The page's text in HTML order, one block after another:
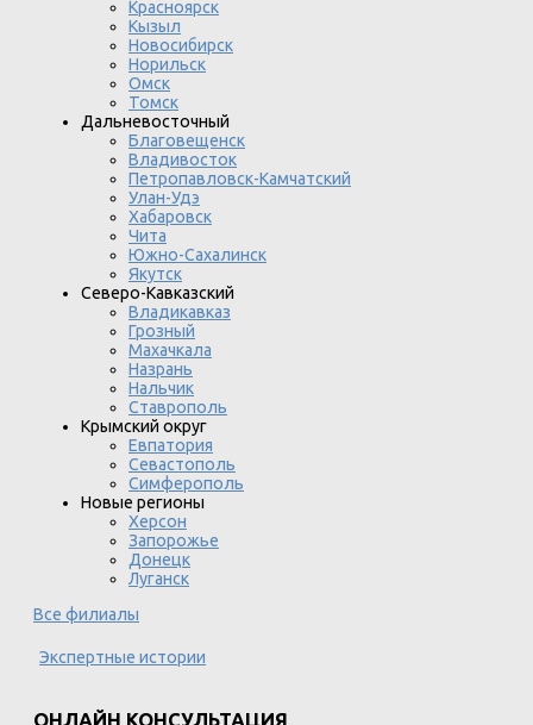
Красноярск
Кызыл
Новосибирск
Норильск
Омск
Томск
Дальневосточный
Благовещенск
Владивосток
Петропавловск-Камчатский
Улан-Удэ
Хабаровск
Чита
Южно-Сахалинск
Якутск
Северо-Кавказский
Владикавказ
Грозный
Махачкала
Назрань
Нальчик
Ставрополь
Крымский округ
Евпатория
Севастополь
Симферополь
Новые регионы
Херсон
Запорожье
Донецк
Луганск
Все филиалы
Экспертные истории
ОНЛАЙН КОНСУЛЬТАЦИЯ